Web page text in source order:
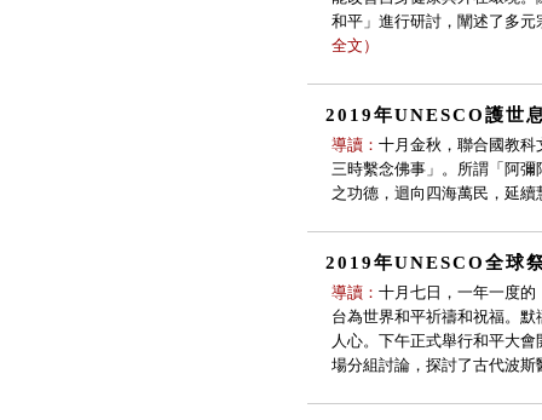
和平」進行研討，闡述了多
全文 ）
2019年UNESCO護世
導讀： 十月金秋，聯合國教
三時繫念佛事」。所謂「阿
之功德，迴向四海萬民，延
2019年UNESCO全球
導讀： 十月七日，一年一度
台為世界和平祈禱和祝福。
人心。下午正式舉行和平大
場分組討論，探討了古代波